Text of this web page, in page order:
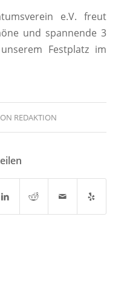
e.V. freut
und spannende 3
Festplatz im
REDAKTION